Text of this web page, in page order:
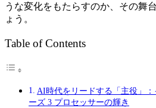
うな変化をもたらすのか、その舞
ょう。
Table of Contents
AI時代をリードする「主役」
ーズ 3 プロセッサーの輝き